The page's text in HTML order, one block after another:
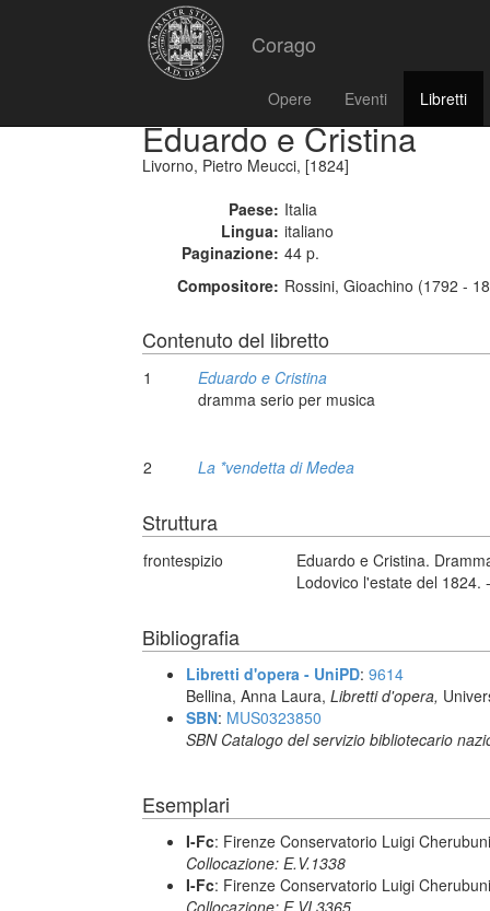
Corago
Opere Eventi Libretti
Eduardo e Cristina
Livorno, Pietro Meucci, [1824]
Paese: Italia
Lingua: italiano
Paginazione: 44 p.
Compositore: Rossini, Gioachino (1792 -
Contenuto del libretto
1
Eduardo e Cristina
dramma serio per musica
2 La *vendetta di Medea
Struttura
frontespizio
Eduardo e Cristina.
Lodovico l'estate del 1824.
Bibliografia
Libretti d'opera - UniPD: 9614
Bellina, Anna Laura, Libretti d'opera,
SBN: MUS0323850
SBN Catalogo del servizio bibliotecario
Esemplari
I-Fc: Firenze Conservatorio Luigi Cherubuni
Collocazione: E.V.1338
I-Fc: Firenze Conservatorio Luigi Cherubuni
Collocazione: E.VI.3365